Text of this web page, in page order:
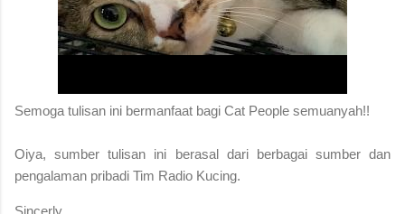
Semoga tulisan ini bermanfaat bagi Cat People semuanyah!!
Oiya, sumber tulisan ini berasal dari berbagai sumber dan
pengalaman pribadi Tim Radio Kucing.
Sincerly,